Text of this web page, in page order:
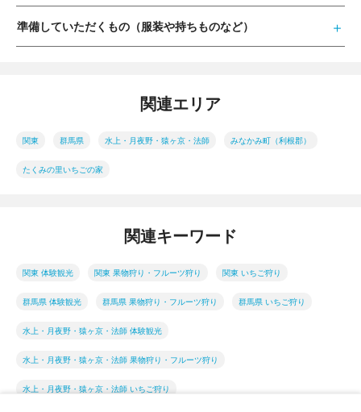
準備していただくもの（服装や持ちものなど）
関連エリア
関東 群馬県 水上・月夜野・猿ヶ京・法師 みなかみ町（利根郡）
たくみの里いちごの家
関連キーワード
関東 体験観光 関東 果物狩り・フルーツ狩り 関東 いちご狩り
群馬県 体験観光 群馬県 果物狩り・フルーツ狩り 群馬県 いちご狩り
水上・月夜野・猿ヶ京・法師 体験観光
水上・月夜野・猿ヶ京・法師 果物狩り・フルーツ狩り
水上・月夜野・猿ヶ京・法師 いちご狩り